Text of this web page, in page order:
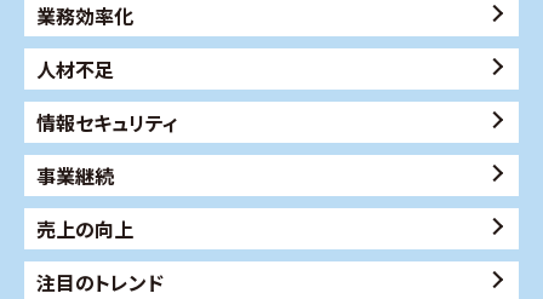
業務効率化
人材不足
情報セキュリティ
事業継続
売上の向上
注目のトレンド